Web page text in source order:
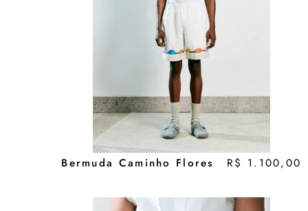
Bermuda Caminho Flores R$ 1.100,00